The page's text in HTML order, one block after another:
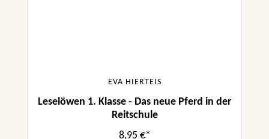
EVA HIERTEIS
Leselöwen 1. Klasse - Das neue Pferd in der
Reitschule
8,95 €*